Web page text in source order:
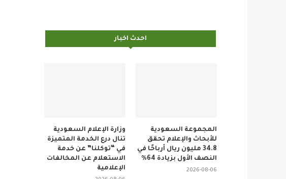
احدث اخبار
وزارة الإعلام السعودية
تنال درع الخدمة المتميزة
في “توكلنا” عن خدمة
الاستعلام عن المخالفات
الإعلامية
المجموعة السعودية
للأبحاث والإعلام تحقق
34.8 مليون ريال أرباحًا في
النصف الأول بزيادة 64%
2026-08-06